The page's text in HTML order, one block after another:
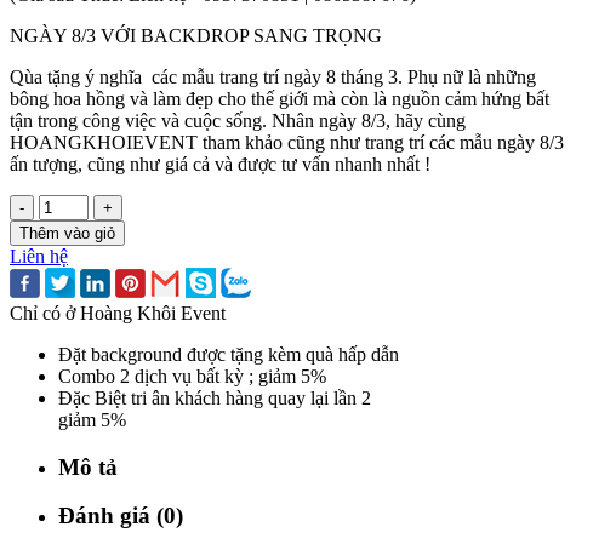
NGÀY 8/3 VỚI BACKDROP SANG TRỌNG
Qùa tặng ý nghĩa các mẫu trang trí ngày 8 tháng 3. Phụ nữ là những
bông hoa hồng và làm đẹp cho thế giới mà còn là nguồn cảm hứng bất
tận trong công việc và cuộc sống. Nhân ngày 8/3, hãy cùng
HOANGKHOIEVENT tham khảo cũng như trang trí các mẫu ngày 8/3
ấn tượng, cũng như giá cả và được tư vấn nhanh nhất !
-
+
Thêm vào giỏ
Liên hệ
Chỉ có ở Hoàng Khôi Event
Đặt background được tặng kèm quà hấp dẫn
Combo 2 dịch vụ bất kỳ ; giảm 5%
Đặc Biệt tri ân khách hàng quay lại lần 2
giảm 5%
Mô tả
Đánh giá (0)